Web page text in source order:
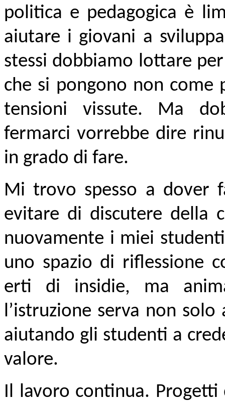
politica e pedagogica è
aiutare i giovani a
stessi dobbiamo lottare
che si pongono non come
tensioni vissute. Ma
fermarci vorrebbe dire
in grado di fare.
Mi trovo spesso a dover
evitare di discutere della
nuovamente i miei
uno spazio di riflessione
erti di insidie, ma
l’istruzione serva non
aiutando gli studenti a
valore.
Il lavoro continua.